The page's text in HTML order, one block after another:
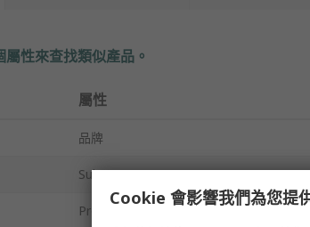
性來查找類似產品。
屬性
品牌
Sub Type
Product Type
Cookie 會影響我們為您提